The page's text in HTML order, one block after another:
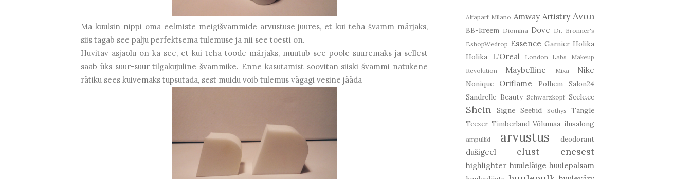
Ma kuulsin nippi oma eelmiste meigišvammide arvustuse juures, et kui teha švamm märjaks,
siis tagab see palju perfektsema tulemuse ja nii see tõesti on.
Huvitav asjaolu on ka see, et kui teha toode märjaks, muutub see poole suuremaks ja sellest
saab üks suur-suur tilgakujuline švammike. Enne kasutamist soovitan siiski švammi natukene
rätiku sees kuivemaks tupsutada, sest muidu võib tulemus vägagi vesine jääda
Alfaparf Milano Amway Artistry Avon
BB-kreem Diomina Dove Dr. Bronner's
EshopWedrop Essence Garnier Holika
Holika
L'Oreal London Labs
Makeup
Revolution
Maybelline Mixa Nike
Nonique Oriflame Polhem
Salon24
Sandrelle Beauty Schwarzkopf Seele.ee
Shein Signe Seebid Sothys
Tangle
Teezer Timberland Võlumaa ilusalong
ampullid arvustus deodorant
dušigeel elust enesest
highlighter huuleläige huulepalsam